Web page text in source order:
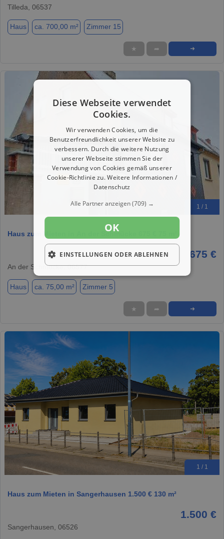
Tilleda, 06537
Haus ca. 700,00 m² Zimmer 15
★ ➦ ➜
1 / 1
Haus zum Mieten in An der Schmücke 675 € 75 m²
675 €
An der Schmücke, 06577
Haus ca. 75,00 m² Zimmer 5
★ ➦ ➜
1 / 1
Haus zum Mieten in Sangerhausen 1.500 € 130 m²
1.500 €
Sangerhausen, 06526
Diese Webseite verwendet
Cookies.
Wir verwenden Cookies, um die
Benutzerfreundlichkeit unserer Website zu
verbessern. Durch die weitere Nutzung
unserer Webseite stimmen Sie der
Verwendung von Cookies gemäß unserer
Cookie-Richtlinie zu.Weitere Informationen /
Datenschutz
Alle Partner anzeigen(709) →
OK
EINSTELLUNGEN ODER ABLEHNEN